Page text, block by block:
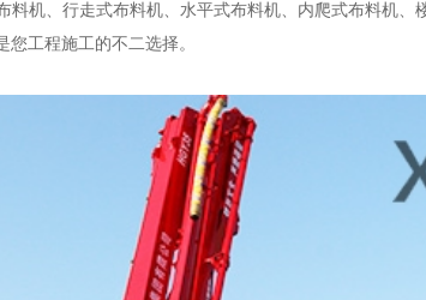
机、行走式布料机、水平式布料机、内爬式布料机、
工程施工的不二选择。